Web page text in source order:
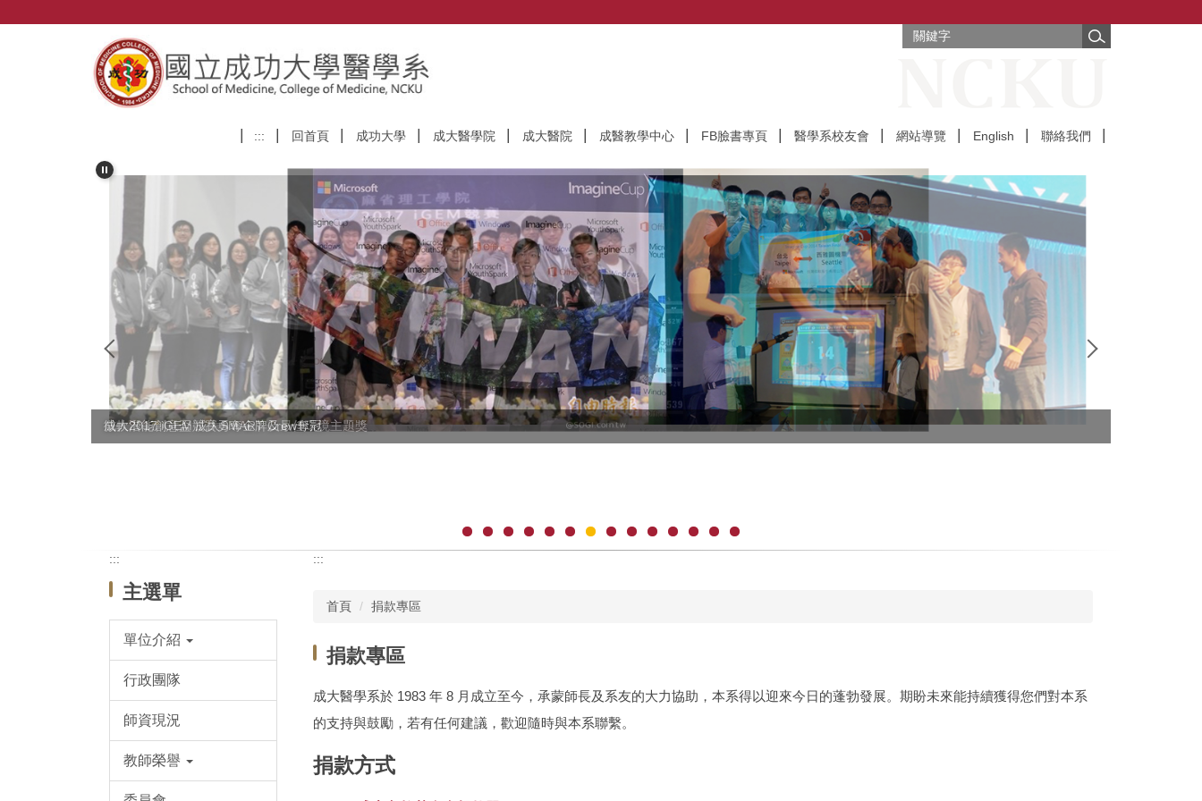
::: 回首頁 成功大學 成大醫學院 成大醫院 成醫教學中心 FB臉書專頁 醫學系校友會 網站導覽 English 聯絡我們
成大2017 iGEM競賽勇奪金牌及最佳環境主題獎
微軟潛能創意盃 成大SMART Crew奪冠
:::
主選單
單位介紹
行政團隊
師資現況
教師榮譽
:::
首頁 捐款專區
捐款專區
成大醫學系於 1983 年 8 月成立至今，承蒙師長及系友的大力協助，本系得以迎來今日的蓬勃發展。期盼未來能持續獲得您們對本系
的支持與鼓勵，若有任何建議，歡迎隨時與本系聯繫。
捐款方式